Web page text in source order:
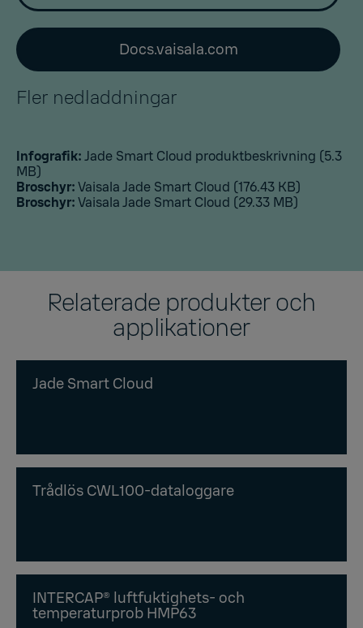
Docs.vaisala.com
Fler nedladdningar
Infografik:Jade Smart Cloud produktbeskrivning (5.3
MB)
Broschyr:Vaisala Jade Smart Cloud (176.43 KB)
Broschyr:Vaisala Jade Smart Cloud (29.33 MB)
Relaterade produkter och
applikationer
Jade Smart Cloud
Trådlös CWL100-dataloggare
INTERCAP® luftfuktighets- och
temperaturprob HMP63